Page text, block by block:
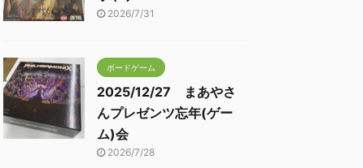
2026/7/31
ボードゲーム
2025/12/27 まあやさ
んプレゼンツ忘年(ゲー
ム)会
2026/7/28